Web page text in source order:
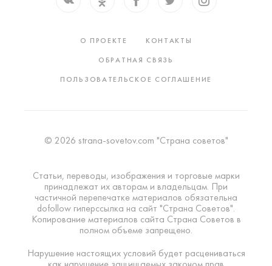
О ПРОЕКТЕ
КОНТАКТЫ
ОБРАТНАЯ СВЯЗЬ
ПОЛЬЗОВАТЕЛЬСКОЕ СОГЛАШЕНИЕ
© 2026 strana-sovetov.com "Страна советов"
Статьи, переводы, изображения и торговые марки
принадлежат их авторам и владельцам. При
частичной перепечатке материалов обязательна
dofollow гиперссылка на сайт "Страна Советов".
Копирование материалов сайта Страна Советов в
полном объеме запрещено.
Нарушение настоящих условий будет расцениваться